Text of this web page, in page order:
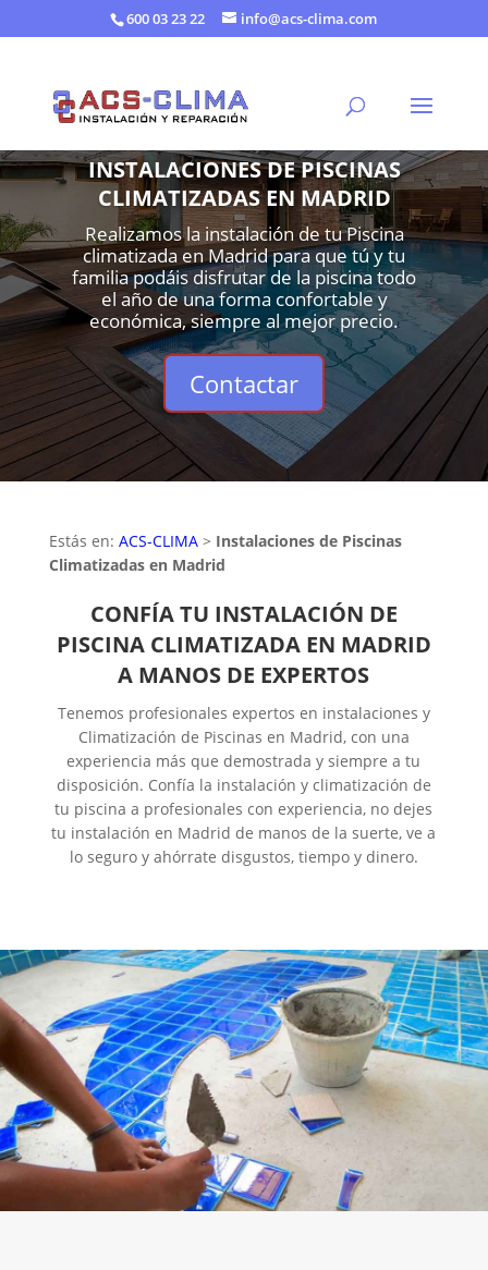
600 03 23 22 info@acs-clima.com
INSTALACIONES DE PISCINAS
CLIMATIZADAS EN MADRID
Realizamos la instalación de tu Piscina
climatizada en Madrid para que tú y tu
familia podáis disfrutar de la piscina todo
el año de una forma confortable y
económica, siempre al mejor precio.
Contactar
Estás en: ACS-CLIMA> Instalaciones de Piscinas
Climatizadas en Madrid
CONFÍA TU INSTALACIÓN DE
PISCINA CLIMATIZADA EN MADRID
A MANOS DE EXPERTOS
Tenemos profesionales expertos en instalaciones y
Climatización de Piscinas en Madrid, con una
experiencia más que demostrada y siempre a tu
disposición. Confía la instalación y climatización de
tu piscina a profesionales con experiencia, no dejes
tu instalación en Madrid de manos de la suerte, ve a
lo seguro y ahórrate disgustos, tiempo y dinero.